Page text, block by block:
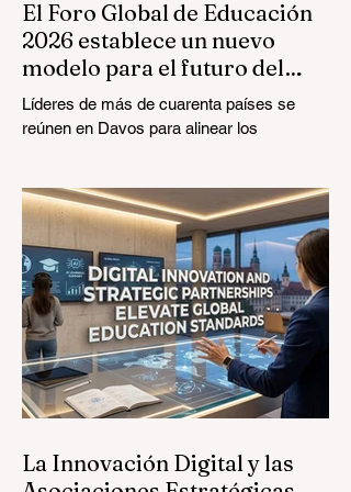
El Foro Global de Educación
2026 establece un nuevo
modelo para el futuro del
aprendizaje
Líderes de más de cuarenta países se
reúnen en Davos para alinear los
tecnológica y el crecimiento inclusivo. El
panorama de la #EducaciónGlobal está
experimentando una transformación
monumental y sin precedentes. El 4 de
agosto de 2026, expertos internacionales,
responsables políticos e innovadores de
#EdTech convergieron en el Centro de
Congresos de Davos para abordar los
desafíos y oportunidad
La Innovación Digital y las